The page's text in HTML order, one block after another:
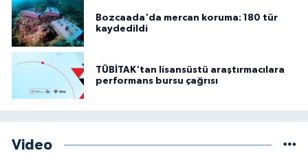
Bozcaada'da mercan koruma: 180 tür
kaydedildi
TÜBİTAK'tan lisansüstü araştırmacılara
performans bursu çağrısı
Video